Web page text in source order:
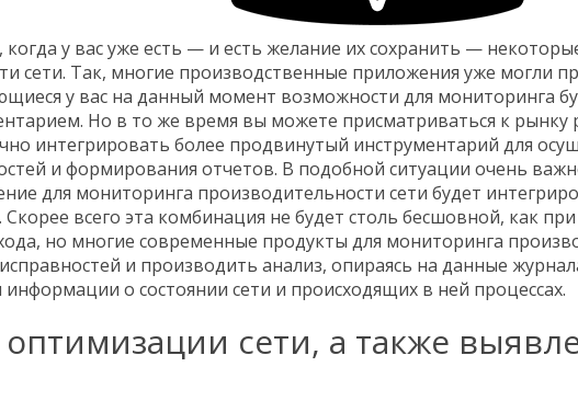
у вас уже есть — и есть желание их сохранить —
сети. Так, многие производственные приложения уже могли
у вас на данный момент возможности для мониторинга
Но в то же время вы можете присматриваться к рынку
интегрировать более продвинутый инструментарий для
и формирования отчетов. В подобной ситуации очень
для мониторинга производительности сети будет
всего эта комбинация не будет столь бесшовной, как
но многие современные продукты для мониторинга
и производить анализ, опираясь на данные
о состоянии сети и происходящих в ней процессах.
сети, а также